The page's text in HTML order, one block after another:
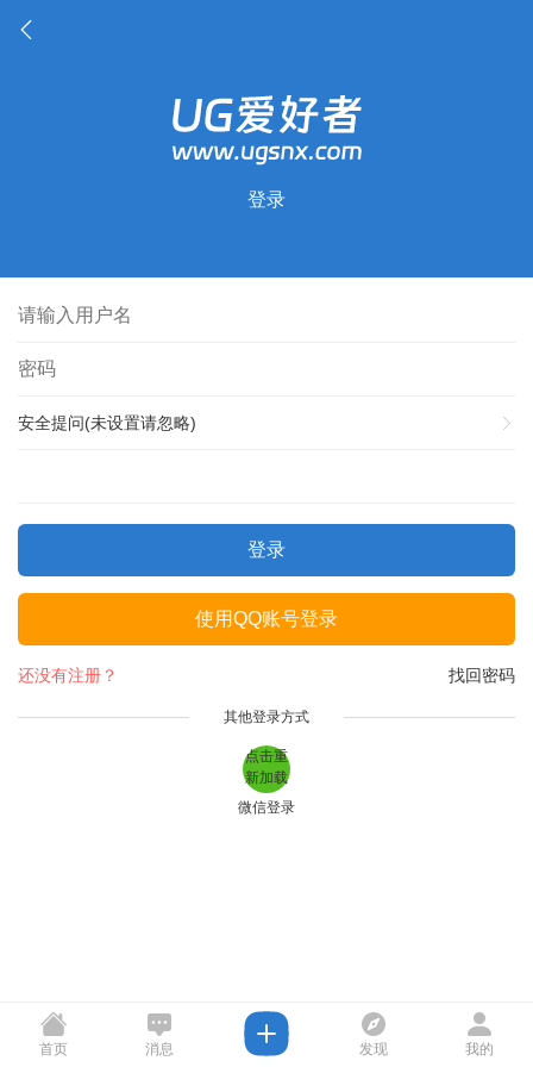
登录
安全提问(未设置请忽略)
登录
使用QQ账号登录
找回密码
还没有注册？
其他登录方式
点击重
新加载
微信登录
首页 消息 发现 我的